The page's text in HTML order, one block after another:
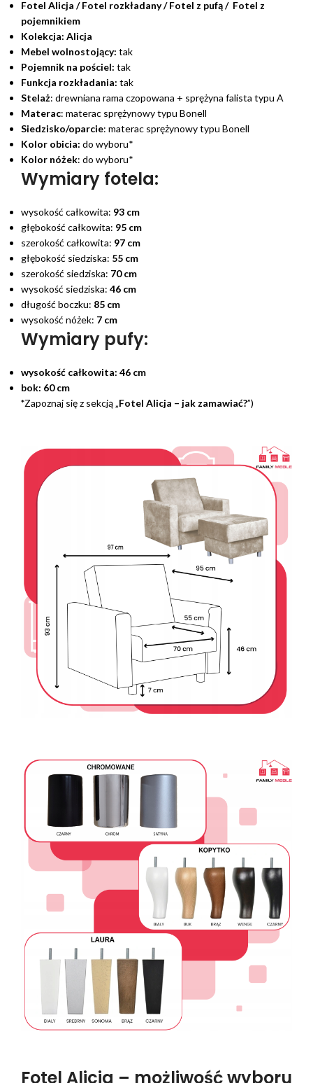
Fotel Alicja / Fotel rozkładany / Fotel z pufą / Fotel z
pojemnikiem
Kolekcja: Alicja
Mebel wolnostojący: tak
Pojemnik na pościel: tak
Funkcja rozkładania: tak
Stelaż: drewniana rama czopowana + sprężyna falista typu A
Materac: materac sprężynowy typu Bonell
Siedzisko/oparcie: materac sprężynowy typu Bonell
Kolor obicia: do wyboru*
Kolor nóżek: do wyboru*
Wymiary fotela:
wysokość całkowita: 93 cm
głębokość całkowita: 95 cm
szerokość całkowita: 97 cm
głębokość siedziska: 55 cm
szerokość siedziska: 70 cm
wysokość siedziska: 46 cm
długość boczku: 85 cm
wysokość nóżek: 7 cm
Wymiary pufy:
wysokość całkowita: 46 cm
bok: 60 cm
*Zapoznaj się z sekcją „Fotel Alicja – jak zamawiać?”)
Fotel Alicja – możliwość wyboru